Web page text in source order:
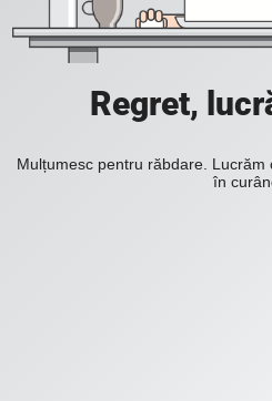
Regret,
Mulțumesc pentru răbdare.
în